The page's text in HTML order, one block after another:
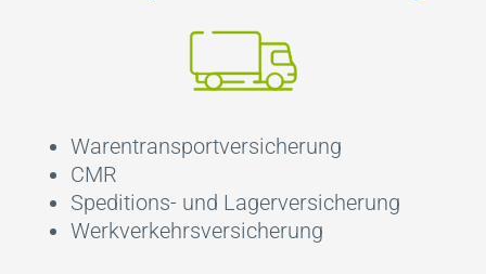
Warentransportversicherung
CMR
Speditions- und Lagerversicherung
Werkverkehrsversicherung